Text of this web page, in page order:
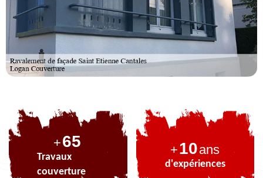
+82
Travaux
couverture
+10ans
d'expériences